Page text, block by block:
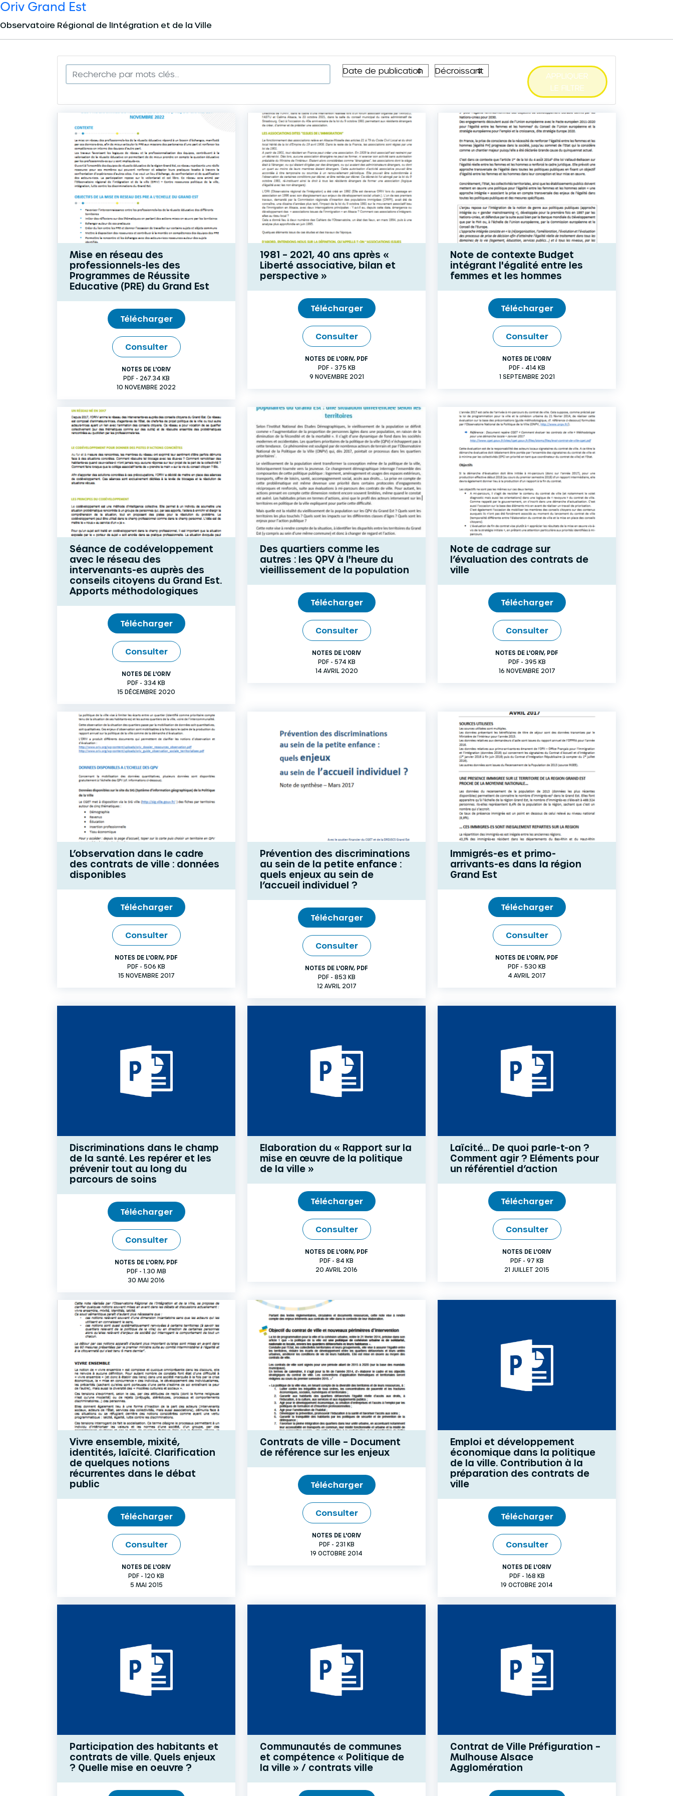
Oriv Grand Est
Observatoire Régional de lIntégration et de la Ville
APPLIQUER
LE FILTRE
Mise en réseau des
professionnels-les des
Programmes de Réussite
Educative (PRE) du Grand Est
Télécharger
Consulter
NOTES DE L'ORIV
PDF - 267.34 KB
10 NOVEMBRE 2022
1981 – 2021, 40 ans après «
Liberté associative, bilan et
perspective »
Télécharger
Consulter
NOTES DE L'ORIV, PDF
PDF - 375 KB
9 NOVEMBRE 2021
Note de contexte Budget
intégrant l'égalité entre les
femmes et les hommes
Télécharger
Consulter
NOTES DE L'ORIV
PDF - 414 KB
1 SEPTEMBRE 2021
Séance de codéveloppement
avec le réseau des
intervenants-es auprès des
conseils citoyens du Grand Est.
Apports méthodologiques
Télécharger
Consulter
NOTES DE L'ORIV
PDF - 334 KB
15 DÉCEMBRE 2020
Des quartiers comme les
autres : les QPV à l'heure du
vieillissement de la population
Télécharger
Consulter
NOTES DE L'ORIV
PDF - 574 KB
14 AVRIL 2020
Note de cadrage sur
l’évaluation des contrats de
ville
Télécharger
Consulter
NOTES DE L'ORIV, PDF
PDF - 395 KB
16 NOVEMBRE 2017
L’observation dans le cadre
des contrats de ville : données
disponibles
Télécharger
Consulter
NOTES DE L'ORIV, PDF
PDF - 506 KB
15 NOVEMBRE 2017
Prévention des discriminations
au sein de la petite enfance :
quels enjeux au sein de
l’accueil individuel ?
Télécharger
Consulter
NOTES DE L'ORIV, PDF
PDF - 853 KB
12 AVRIL 2017
Immigrés-es et primo-
arrivants-es dans la région
Grand Est
Télécharger
Consulter
NOTES DE L'ORIV, PDF
PDF - 530 KB
4 AVRIL 2017
Discriminations dans le champ
de la santé. Les repérer et les
prévenir tout au long du
parcours de soins
Télécharger
Consulter
NOTES DE L'ORIV, PDF
PDF - 1.30 MB
30 MAI 2016
Elaboration du « Rapport sur la
mise en œuvre de la politique
de la ville »
Télécharger
Consulter
NOTES DE L'ORIV, PDF
PDF - 84 KB
20 AVRIL 2016
Laïcité… De quoi parle-t-on ?
Comment agir ? Eléments pour
un référentiel d’action
Télécharger
Consulter
NOTES DE L'ORIV
PDF - 97 KB
21 JUILLET 2015
Vivre ensemble, mixité,
identités, laïcité. Clarification
de quelques notions
récurrentes dans le débat
public
Télécharger
Consulter
NOTES DE L'ORIV
PDF - 120 KB
5 MAI 2015
Contrats de ville – Document
de référence sur les enjeux
Télécharger
Consulter
NOTES DE L'ORIV
PDF - 231 KB
19 OCTOBRE 2014
Emploi et développement
économique dans la politique
de la ville. Contribution à la
préparation des contrats de
ville
Télécharger
Consulter
NOTES DE L'ORIV
PDF - 168 KB
19 OCTOBRE 2014
Participation des habitants et
contrats de ville. Quels enjeux
? Quelle mise en oeuvre ?
Communautés de communes
et compétence « Politique de
la ville » / contrats ville
Contrat de Ville Préfiguration –
Mulhouse Alsace
Agglomération
Panneau de gestion des cookies